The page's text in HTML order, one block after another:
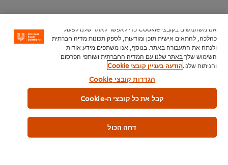
אנו משתמשים בקובצי Cookie כדי לאפשר לאתר שלנו לפעול
כהלכה, להתאים אישית תוכן ומודעות, לספק תכונות מדיה חברתית
ולנתח את התעבורה באתר. בנוסף, אנו משתפים מידע אודות
השימוש שלך באתר שלנו עם המדיה החברתית ושותפי הפרסום
והניתוח שלנו.הודעה בעניין קובצי Cookie
הגדרות קובצי Cookie
דחה הכול
קבל את כל קובצי ה-Cookie